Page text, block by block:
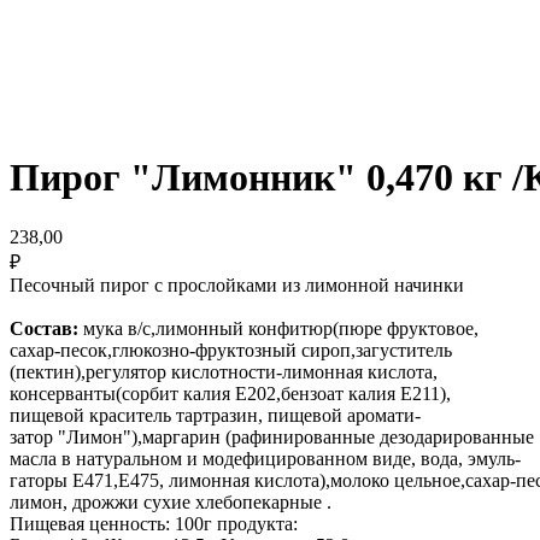
Пирог "Лимонник" 0,470 кг
238,00
₽
Песочный пирог с прослойками из лимонной начинки
Состав: мука в/с,лимонный конфитюр(пюре фруктовое,
сахар-песок,глюкозно-фруктозный сироп,загуститель
(пектин),регулятор кислотности-лимонная кислота,
консерванты(сорбит калия Е202,бензоат калия Е211),
пищевой краситель тартразин, пищевой аромати-
затор "Лимон"),маргарин (рафинированные дезодарированные
масла в натуральном и модефицированном виде, вода, эмуль-
гаторы Е471,Е475, лимонная кислота),молоко цельное,сахар-
лимон, дрожжи сухие хлебопекарные .
Пищевая ценность: 100г продукта: